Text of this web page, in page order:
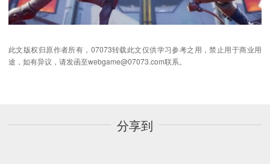
此文版权归原作者所有，07073转载此文仅供学习参考之用，禁止用于商业用
途，如有异议，请发函至webgame@07073.com联系。
分享到